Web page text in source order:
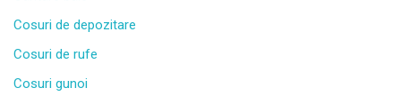
Cosuri de depozitare
Cosuri de rufe
Cosuri gunoi